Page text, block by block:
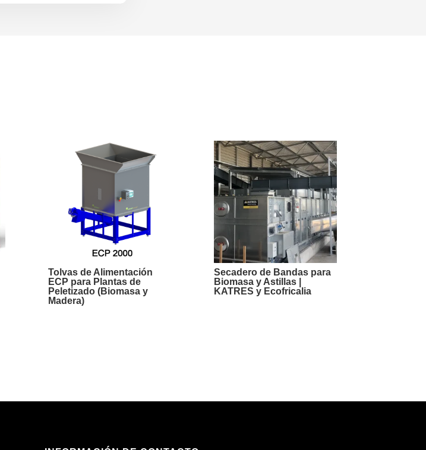
Tolvas de Alimentación
ECP para Plantas de
Peletizado (Biomasa y
Madera)
Secadero de Bandas para
Biomasa y Astillas |
KATRES y Ecofricalia